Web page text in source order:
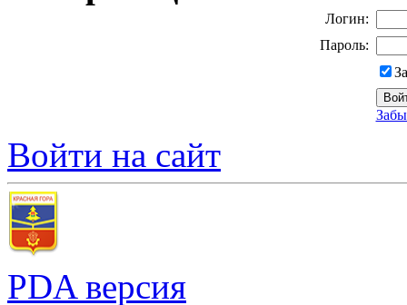
Логин:
Пароль:
Войти на сайт
PDA версия